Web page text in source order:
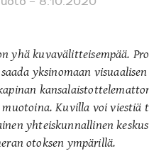
yhä kuvavälitteisempää.
yksinomaan
Kuvilla voi viestiä
yhteiskunnallinen
otoksen ympärillä.